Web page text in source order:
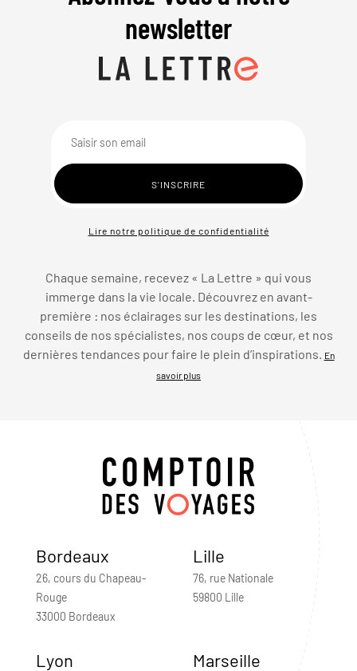
newsletter
Lire notre politique de confidentialité
Chaque semaine, recevez « La Lettre » qui vous
immerge dans la vie locale. Découvrez en avant-
première : nos éclairages sur les destinations, les
conseils de nos spécialistes, nos coups de cœur, et nos
dernières tendances pour faire le plein d’inspirations.
En
savoir plus
Bordeaux
26, cours du Chapeau-
Rouge
33000 Bordeaux
Lille
76, rue Nationale
59800 Lille
Lyon Marseille